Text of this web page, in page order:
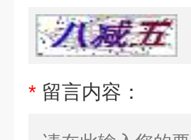
* 留言内容：